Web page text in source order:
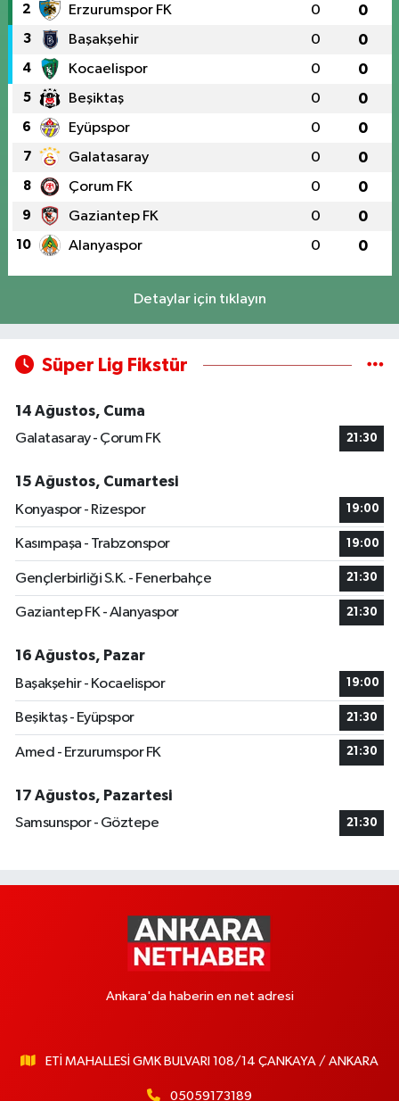
2 Erzurumspor FK 0 0
3 Başakşehir 0 0
4 Kocaelispor 0 0
5 Beşiktaş 0 0
6 Eyüpspor 0 0
7 Galatasaray 0 0
8 Çorum FK 0 0
9 Gaziantep FK 0 0
10 Alanyaspor 0 0
Detaylar için tıklayın
Süper Lig Fikstür
14 Ağustos, Cuma
Galatasaray - Çorum FK
21:30
15 Ağustos, Cumartesi
Konyaspor - Rizespor
19:00
Kasımpaşa - Trabzonspor 19:00
Gençlerbirliği S.K. - Fenerbahçe 21:30
Gaziantep FK - Alanyaspor 21:30
16 Ağustos, Pazar
Başakşehir - Kocaelispor
19:00
Beşiktaş - Eyüpspor 21:30
Amed - Erzurumspor FK 21:30
17 Ağustos, Pazartesi
Samsunspor - Göztepe
21:30
Ankara'da haberin en net adresi
ETİ MAHALLESİ GMK BULVARI 108/14 ÇANKAYA / ANKARA
05059173189